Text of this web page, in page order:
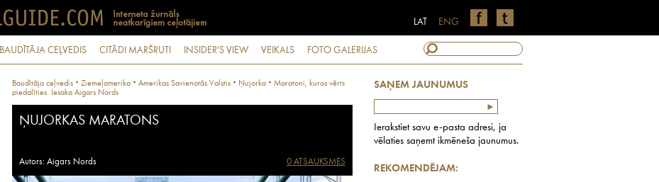
ENG
LAT
BAUDĪTĀJA CEĻVEDIS CITĀDI MARŠRUTI INSIDER'S VIEW VEIKALS FOTO GALERIJAS
SAŅEM JAUNUMUS
Ierakstiet savu e-pasta adresi, ja
vēlaties saņemt ikmēneša jaunumus.
REKOMENDĒJAM:
Baudītāja ceļvedis · Ziemeļamerika · Amerikas Savienotās Valstis · Ņujorka · Maratoni, kuros vērts
piedalīties. Iesaka Aigars Nords
ŅUJORKAS MARATONS
Autors: Aigars Nords 0 ATSAUKSMES